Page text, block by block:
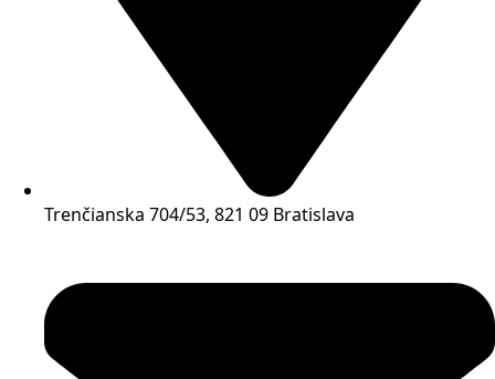
Trenčianska 704/53, 821 09 Bratislava